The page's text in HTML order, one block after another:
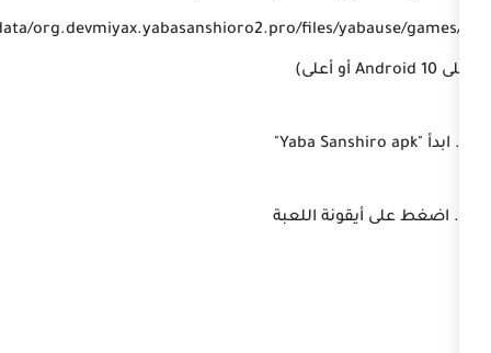
(/sdcard/Android/data/org.devmiyax.yabasanshioro2.pro/files/yabause/games/